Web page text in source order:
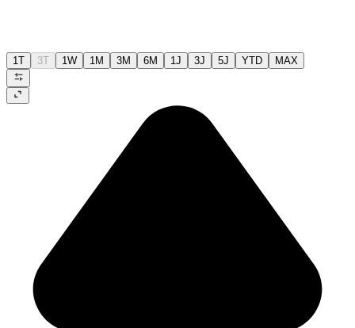
1T 3T 1W 1M 3M 6M 1J 3J 5J YTD MAX